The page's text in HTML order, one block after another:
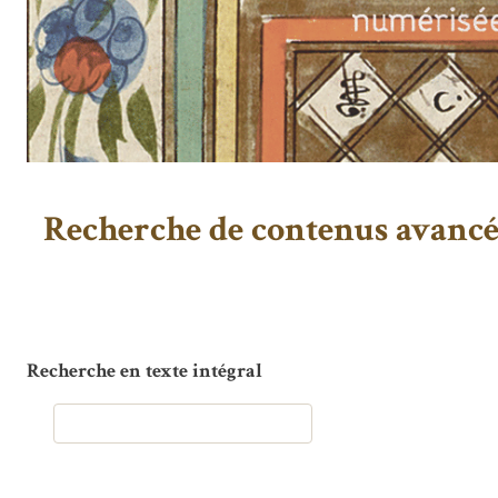
Recherche de contenus
Recherche en texte intégral